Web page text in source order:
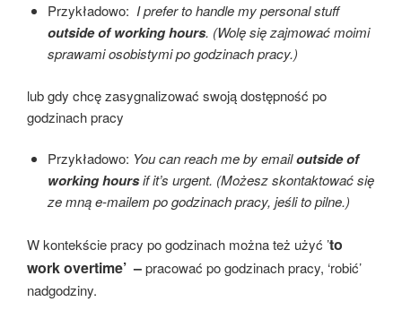
Przykładowo: I prefer to handle my personal stuff
outside of working hours. (Wolę się zajmować moimi
sprawami osobistymi po godzinach pracy.)
lub gdy chcę zasygnalizować swoją dostępność po
godzinach pracy
Przykładowo: You can reach me by emailoutside of
working hoursif it’s urgent. (Możesz skontaktować się
ze mną e-mailem po godzinach pracy, jeśli to pilne.)
W kontekście pracy po godzinach można też użyć ’to
work overtime’ –pracować po godzinach pracy, ‘robić’
nadgodziny.